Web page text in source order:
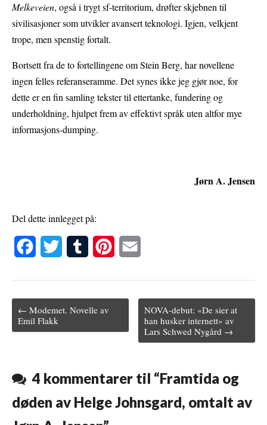
Melkeveien, også i trygt sf-territorium, drøfter skjebnen til
sivilisasjoner som utvikler avansert teknologi. Igjen, velkjent
trope, men spenstig fortalt.
Bortsett fra de to fortellingene om Stein Berg, har novellene
ingen felles referanseramme. Det synes ikke jeg gjør noe, for
dette er en fin samling tekster til ettertanke, fundering og
underholdning, hjulpet frem av effektivt språk uten altfor mye
informasjons-dumping.
Jørn A. Jensen
Del dette innlegget på:
e
b
o
k
t
t
r
b
l
e
e
Post navigation
← Modemet. Novelle av
Emil Flakk
NOVA-debut: «De sier at
han husker internett» av
Lars Schwed Nygård →
4 kommentarer til “Framtida og
døden av Helge Johnsgard, omtalt av